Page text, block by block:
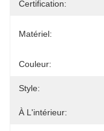
Certification:
Matériel:
Couleur:
Style:
À L'intérieur: